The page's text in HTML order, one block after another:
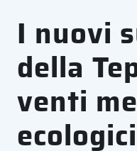
I nuovi
della
venti